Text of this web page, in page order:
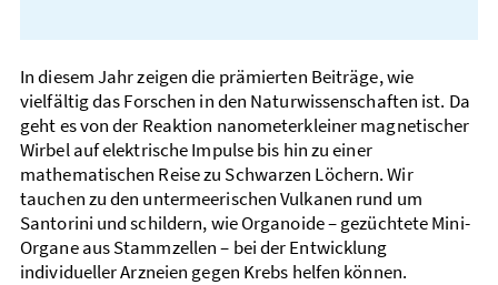
In diesem Jahr zeigen die prämierten Beiträge, wie
vielfältig das Forschen in den Naturwissenschaften ist. Da
geht es von der Reaktion nanometerkleiner magnetischer
Wirbel auf elektrische Impulse bis hin zu einer
mathematischen Reise zu Schwarzen Löchern. Wir
tauchen zu den untermeerischen Vulkanen rund um
Santorini und schildern, wie Organoide – gezüchtete Mini-
Organe aus Stammzellen – bei der Entwicklung
individueller Arzneien gegen Krebs helfen können.